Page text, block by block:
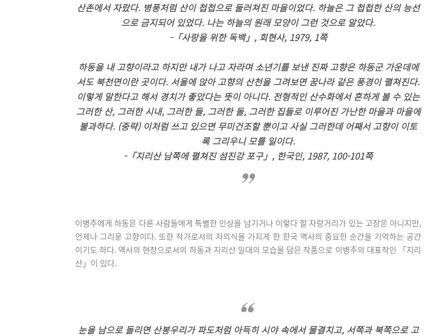
산촌에서 자랐다. 병풍처럼 산이 첩첩으로 둘러쳐진 마을이었다. 하늘은 그 첩첩한 산의 능선
으로 금지되어 있었다. 나는 하늘의 원래 모양이 그런 것으로 알았다.
-「사랑을 위한 독백」, 회현사, 1979, 1쪽
하동을 내 고향이라고 하지만 내가 나고 자라며 소년기를 보낸 진짜 고향은 하동군 가운데에
서도 북천면이란 곳이다. 서울에 앉아 고향의 산천을 그려보면 꿈나라 같은 풍경이 펼쳐진다.
이렇게 말한다고 해서 경치가 좋았다는 뜻이 아니다. 전형적인 산수화에서 흔하게 볼 수 있는
그러한 산, 그러한 시내, 그러한 들, 그러한 돌, 그러한 집들로 이루어진 가난한 마을과 마을에
불과하다. (중략) 이처럼 쓰고 있으면 무미건조할 뿐이고 사실 그러한데 어째서 고향이 이토
록 그리우니 모를 일이다.
-「지리산 남쪽에 펼쳐진 섬진강 포구」, 한국인, 1987, 100-101쪽
이병주에게 하동은 다른 사람들에게 특별한 인상을 남기거나 이렇다 할 자랑거리가 있는 고장은 아니지만,
언제나 그리운 고향이다. 또한 작가로서의 자의식을 가지게 한 한국 역사의 중요한 순간을 기억하는 공간
이기도 하다. 역사의 현장으로서의 하동과 지리산 일대의 모습을 담은 작품으로 이병주의 대표작인 「지리
산」이 있다.
눈을 남으로 돌리면 산봉우리가 파도처럼 아득히 시야 속에서 물결치고, 서쪽과 북쪽으로 고